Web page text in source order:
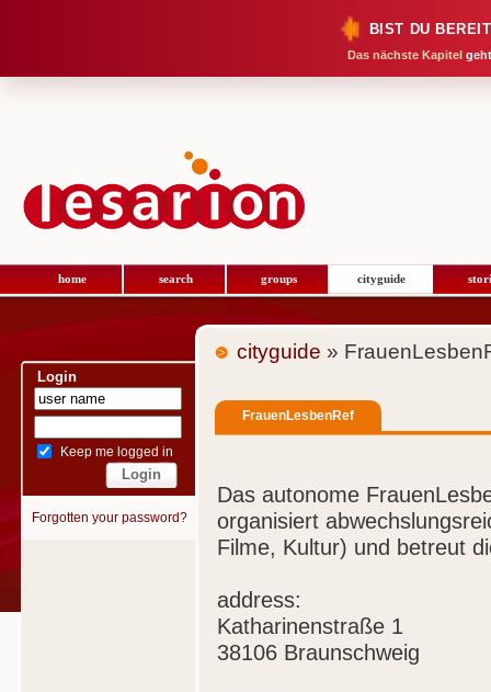
BIST DU
Das nächste Kapitel
home search groups cityguide
Login
Keep me logged in
Forgotten your password?
cityguide »
FrauenLesbenRef
Das autonome
organisiert
Filme, Kultur) und betreut
address:
Katharinenstraße 1
38106 Braunschweig